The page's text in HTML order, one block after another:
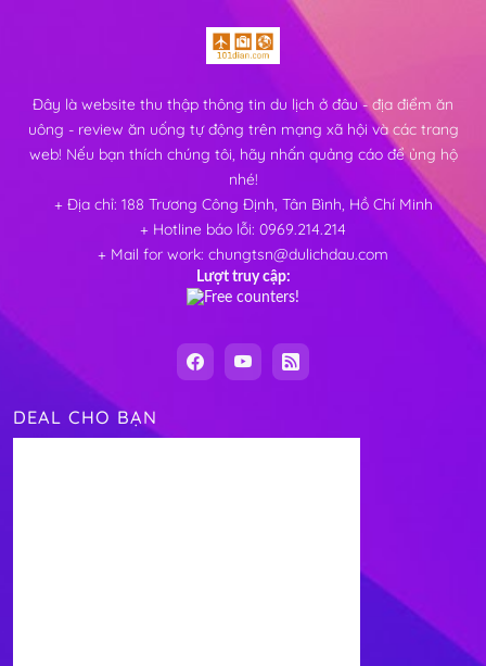
Đây là website thu thập thông tin du lịch ở đâu - địa điểm ăn
uông - review ăn uống tự động trên mạng xã hội và các trang
web! Nếu bạn thích chúng tôi, hãy nhấn quảng cáo để ủng hộ
nhé!
+ Địa chỉ: 188 Trương Công Định, Tân Bình, Hồ Chí Minh
+ Hotline báo lỗi: 0969.214.214
+ Mail for work: chungtsn@dulichdau.com
Lượt truy cập:
DEAL CHO BẠN